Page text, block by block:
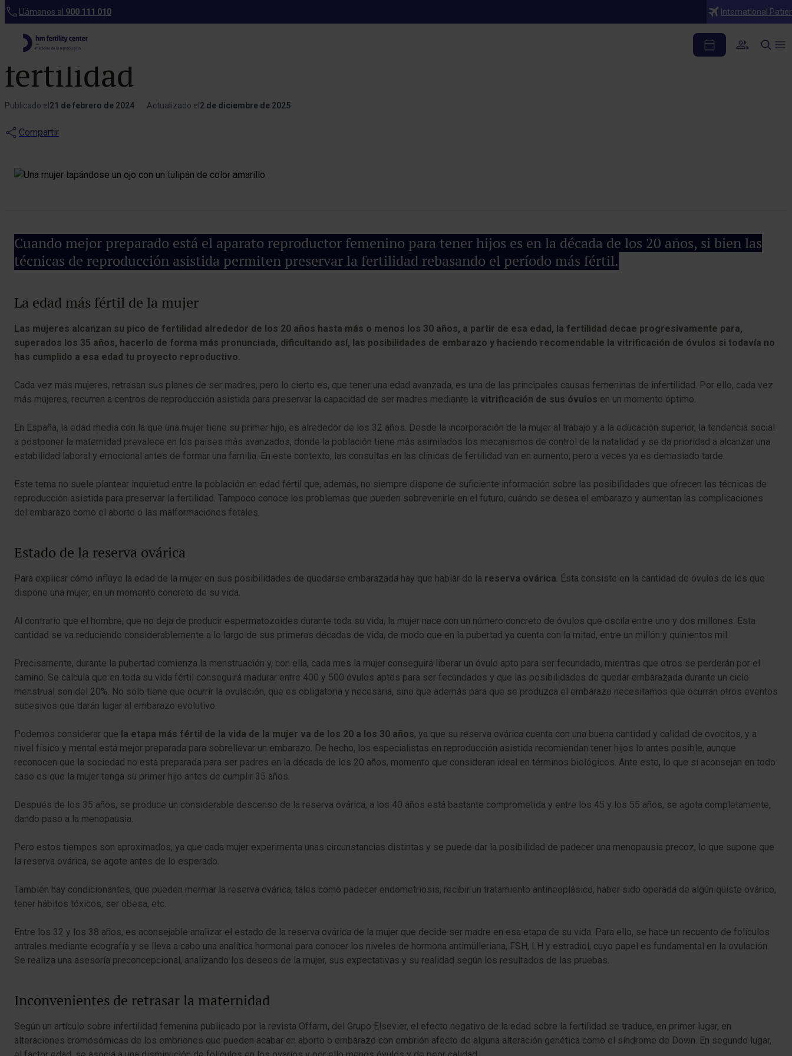
Llámanos al 900 111 010 International
Blog
La edad de la mujer es un factor determinante en la
fertilidad
Publicado el 21 de febrero de 2024 Actualizado el 2 de diciembre de 2025
Compartir
Cuando mejor preparado está el aparato reproductor femenino para tener hijos es en la década de los 20 años, si bien las
técnicas de reproducción asistida permiten preservar la fertilidad rebasando el período más fértil.
La edad más fértil de la mujer
Las mujeres alcanzan su pico de fertilidad alrededor de los 20 años hasta más o menos los 30 años, a partir de esa edad, la fertilidad decae progresivamente para,
superados los 35 años, hacerlo de forma más pronunciada, dificultando así, las posibilidades de embarazo y haciendo recomendable la vitrificación de óvulos si todavía no
has cumplido a esa edad tu proyecto reproductivo.
Cada vez más mujeres, retrasan sus planes de ser madres, pero lo cierto es, que tener una edad avanzada, es una de las principales causas femeninas de infertilidad. Por ello, cada vez
más mujeres, recurren a centros de reproducción asistida para preservar la capacidad de ser madres mediante la vitrificación de sus óvulos en un momento óptimo.
En España, la edad media con la que una mujer tiene su primer hijo, es alrededor de los 32 años. Desde la incorporación de la mujer al trabajo y a la educación superior, la tendencia social
a postponer la maternidad prevalece en los países más avanzados, donde la población tiene más asimilados los mecanismos de control de la natalidad y se da prioridad a alcanzar una
estabilidad laboral y emocional antes de formar una familia. En este contexto, las consultas en las clínicas de fertilidad van en aumento, pero a veces ya es demasiado tarde.
Este tema no suele plantear inquietud entre la población en edad fértil que, además, no siempre dispone de suficiente información sobre las posibilidades que ofrecen las técnicas de
reproducción asistida para preservar la fertilidad. Tampoco conoce los problemas que pueden sobrevenirle en el futuro, cuándo se desea el embarazo y aumentan las complicaciones
del embarazo como el aborto o las malformaciones fetales.
Estado de la reserva ovárica
Para explicar cómo influye la edad de la mujer en sus posibilidades de quedarse embarazada hay que hablar de la reserva ovárica. Ésta consiste en la cantidad de óvulos de los que
dispone una mujer, en un momento concreto de su vida.
Al contrario que el hombre, que no deja de producir espermatozoides durante toda su vida, la mujer nace con un número concreto de óvulos que oscila entre uno y dos millones. Esta
cantidad se va reduciendo considerablemente a lo largo de sus primeras décadas de vida, de modo que en la pubertad ya cuenta con la mitad, entre un millón y quinientos mil.
Precisamente, durante la pubertad comienza la menstruación y, con ella, cada mes la mujer conseguirá liberar un óvulo apto para ser fecundado, mientras que otros se perderán por el
camino. Se calcula que en toda su vida fértil conseguirá madurar entre 400 y 500 óvulos aptos para ser fecundados y que las posibilidades de quedar embarazada durante un ciclo
menstrual son del 20%. No solo tiene que ocurrir la ovulación, que es obligatoria y necesaria, sino que además para que se produzca el embarazo necesitamos que ocurran otros eventos
sucesivos que darán lugar al embarazo evolutivo.
Podemos considerar que la etapa más fértil de la vida de la mujer va de los 20 a los 30 años, ya que su reserva ovárica cuenta con una buena cantidad y calidad de ovocitos, y a
nivel físico y mental está mejor preparada para sobrellevar un embarazo. De hecho, los especialistas en reproducción asistida recomiendan tener hijos lo antes posible, aunque
reconocen que la sociedad no está preparada para ser padres en la década de los 20 años, momento que consideran ideal en términos biológicos. Ante esto, lo que sí aconsejan en todo
caso es que la mujer tenga su primer hijo antes de cumplir 35 años.
Después de los 35 años, se produce un considerable descenso de la reserva ovárica, a los 40 años está bastante comprometida y entre los 45 y los 55 años, se agota completamente,
dando paso a la menopausia.
Pero estos tiempos son aproximados, ya que cada mujer experimenta unas circunstancias distintas y se puede dar la posibilidad de padecer una menopausia precoz, lo que supone que
la reserva ovárica, se agote antes de lo esperado.
También hay condicionantes, que pueden mermar la reserva ovárica, tales como padecer endometriosis, recibir un tratamiento antineoplásico, haber sido operada de algún quiste ovárico,
tener hábitos tóxicos, ser obesa, etc.
Entre los 32 y los 38 años, es aconsejable analizar el estado de la reserva ovárica de la mujer que decide ser madre en esa etapa de su vida. Para ello, se hace un recuento de folículos
antrales mediante ecografía y se lleva a cabo una analítica hormonal para conocer los niveles de hormona antimülleriana, FSH, LH y estradiol, cuyo papel es fundamental en la ovulación.
Se realiza una asesoría preconcepcional, analizando los deseos de la mujer, sus expectativas y su realidad según los resultados de las pruebas.
Inconvenientes de retrasar la maternidad
Según un artículo sobre infertilidad femenina publicado por la revista Offarm, del Grupo Elsevier, el efecto negativo de la edad sobre la fertilidad se traduce, en primer lugar, en
alteraciones cromosómicas de los embriones que pueden acabar en aborto o embarazo con embrión afecto de alguna alteración genética como el síndrome de Down. En segundo lugar,